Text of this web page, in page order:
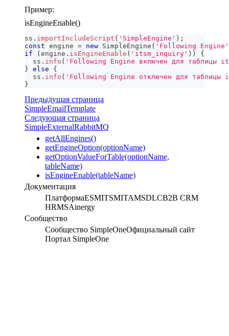
Пример:
isEngineEnable()
ss . importIncludeScript ( 'SimpleEngine' ) ;
const engine = new SimpleEngine ( 'Following Engine'
if
( engine . isEngineEnable ( 'itsm_inquiry' ) )
{
  ss
. info ( 'Following Engine включен для таблицы
} else
{
  ss
. info ( 'Following Engine отключен для
}
Предыдущая страница
SimpleEmailTemplate
Следующая страница
SimpleExternalRabbitMQ
getAllEngines()
getEngineOption(optionName)
getOptionValueForTable(optionName,
tableName)
isEngineEnable(tableName)
Документация
ПлатформаESMITSMITAMSDLCB2B CRM
HRMSAinergy
Сообщество
Сообщество SimpleOneОфициальный сайт
Портал SimpleOne